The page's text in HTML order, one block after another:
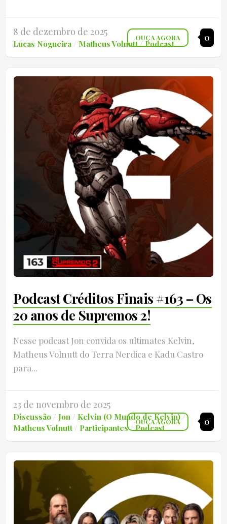
8 de dezembro de 2025
Lucas Nogueira / Matheus Volnutt/Podcast
0
OUÇA AGORA
Podcast Créditos Finais #163 – Os
20 anos de Supremos 2!
Nesse podcast Jon convida os ultimates Kelvin,
Matheus Volnutt do Terra Nerdica e Kadu Castro
para...
23 de novembro de 2025
Discussão / Jon / Kelvin (O Mundo de Kelvin)/
Matheus Volnutt / Participantes/Podcast
0
OUÇA AGORA